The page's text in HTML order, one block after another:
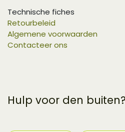
Technische fiches
Retourbeleid
Algemene voorwaarden
Contacteer ons
Hulp voor den